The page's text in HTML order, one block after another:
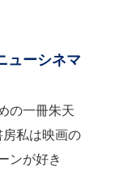
ューシネマ
の一冊朱天
私は映画の
ンが好き